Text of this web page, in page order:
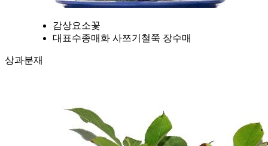
감상요소꽃
대표수종매화 사쯔기철쭉 장수매
상과분재